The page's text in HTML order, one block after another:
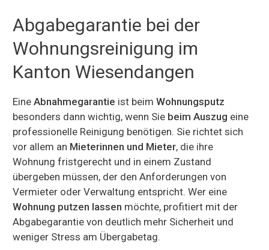
Abgabegarantie bei der
Wohnungsreinigung im
Kanton Wiesendangen
Eine Abnahmegarantie ist beim Wohnungsputz
besonders dann wichtig, wenn Sie beim Auszug eine
professionelle Reinigung benötigen. Sie richtet sich
vor allem an Mieterinnen und Mieter, die ihre
Wohnung fristgerecht und in einem Zustand
übergeben müssen, der den Anforderungen von
Vermieter oder Verwaltung entspricht. Wer eine
Wohnung putzen lassen möchte, profitiert mit der
Abgabegarantie von deutlich mehr Sicherheit und
weniger Stress am Übergabetag.